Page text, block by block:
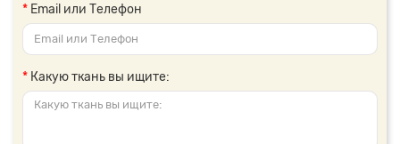
Email или Телефон
Какую ткань вы ищите: